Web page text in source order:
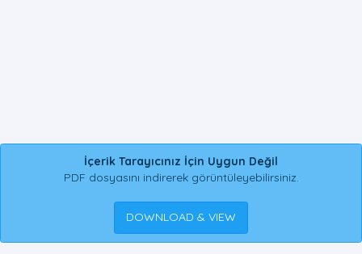
İçerik Tarayıcınız İçin Uygun Değil
PDF dosyasını indirerek görüntüleyebilirsiniz.
DOWNLOAD & VIEW